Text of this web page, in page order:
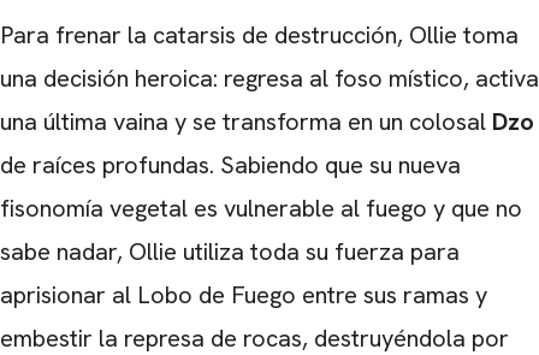
Para frenar la catarsis de destrucción, Ollie toma
una decisión heroica: regresa al foso místico, activa
una última vaina y se transforma en un colosal Dzo
de raíces profundas. Sabiendo que su nueva
fisonomía vegetal es vulnerable al fuego y que no
sabe nadar, Ollie utiliza toda su fuerza para
aprisionar al Lobo de Fuego entre sus ramas y
embestir la represa de rocas, destruyéndola por